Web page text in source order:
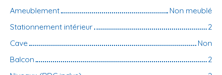
Ameublement
Non meublé
Stationnement intérieur
2
Cave
Non
Balcon
2